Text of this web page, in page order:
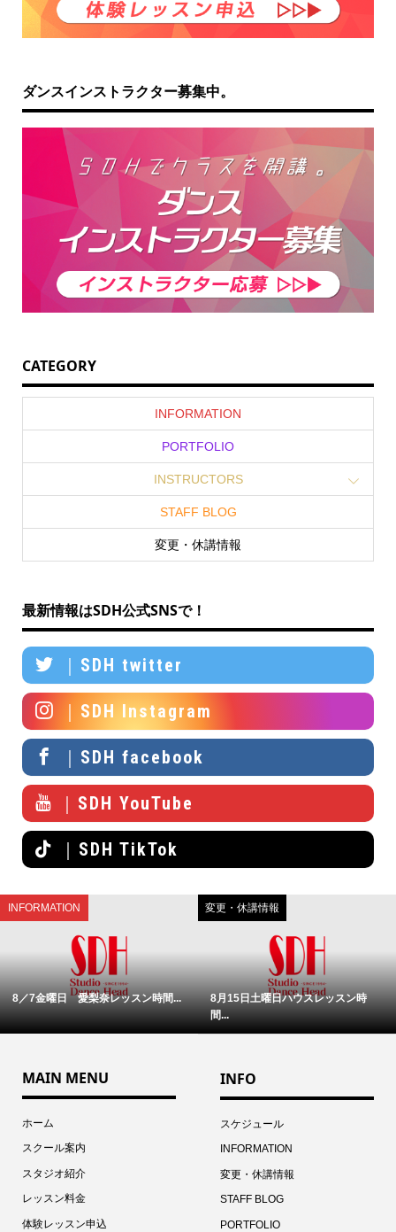
ダンスインストラクター募集中。
CATEGORY
INFORMATION
PORTFOLIO
INSTRUCTORS
STAFF BLOG
変更・休講情報
最新情報はSDH公式SNSで！
｜SDH twitter
｜SDH Instagram
｜SDH facebook
｜SDH YouTube
｜SDH TikTok
INFORMATION
8／7金曜日 愛梨奈レッスン時間...
変更・休講情報
8月15日土曜日ハウスレッスン時
間...
MAIN MENU
ホーム
スクール案内
スタジオ紹介
レッスン料金
体験レッスン申込
INFO
スケジュール
INFORMATION
変更・休講情報
STAFF BLOG
PORTFOLIO